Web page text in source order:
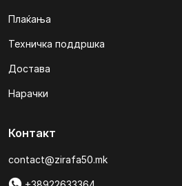
Плаќања
Техничка поддршка
Достава
Нарачки
Контакт
contact@zirafa50.mk